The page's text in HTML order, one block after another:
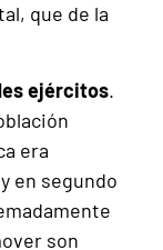
que de la
ejércitos.
era
en segundo
son